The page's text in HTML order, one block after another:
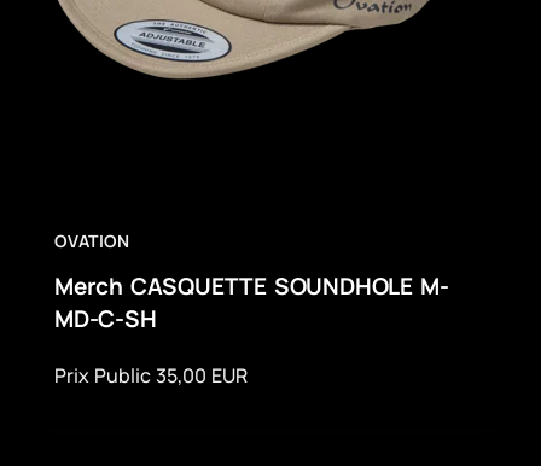
OVATION
Merch CASQUETTE SOUNDHOLE M-
MD-C-SH
Prix Public 35,00 EUR